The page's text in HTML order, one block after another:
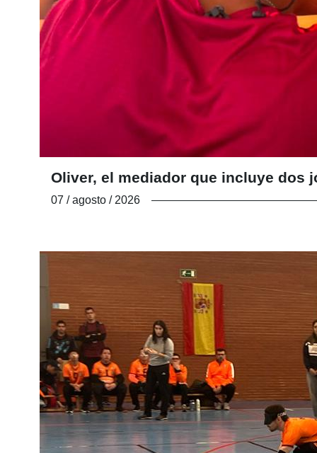
Oliver, el mediador que incluye dos
07 / agosto / 2026